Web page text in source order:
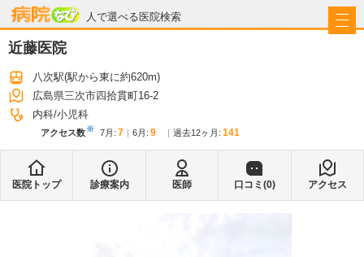
人で選べる医院検索
病院なび
近藤医院
八次駅(駅から東に約620m)
広島県三次市四拾貫町16-2
内科 小児科
アクセス数※ 7月 : 7 6月 : 9 過去12ヶ月: 141
医院トップ 診療案内 医師 口コミ(0) アクセス